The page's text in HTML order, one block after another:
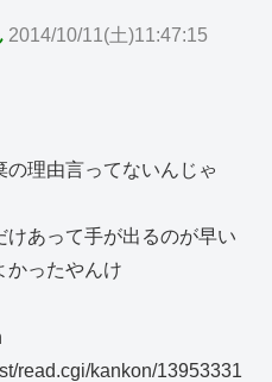
2014/10/11(土)11:47:15
理由言ってないんじゃ
あって手が出るのが早い
かったやんけ
read.cgi/kankon/13953331